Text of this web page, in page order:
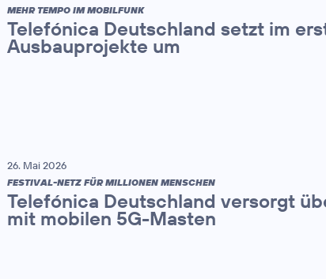
MEHR TEMPO IM MOBILFUNK
Telefónica Deutschland setzt im
Ausbauprojekte um
26. Mai 2026
FESTIVAL-NETZ FÜR MILLIONEN MENSCHEN
Telefónica Deutschland versorgt
mit mobilen 5G-Masten